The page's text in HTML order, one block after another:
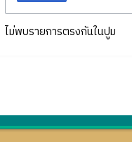
ไม่พบรายการตรงกันในปูม